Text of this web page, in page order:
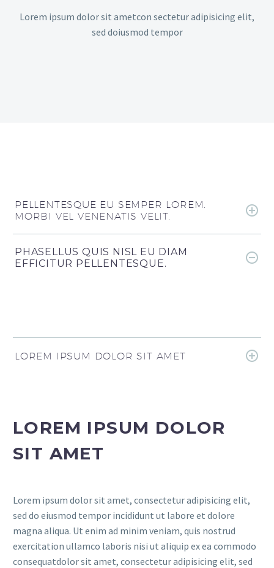
Lorem ipsum dolor sit ametcon sectetur adipisicing elit,
sed doiusmod tempor
PELLENTESQUE EU SEMPER LOREM.
MORBI VEL VENENATIS VELIT.
PHASELLUS QUIS NISL EU DIAM
EFFICITUR PELLENTESQUE.
LOREM IPSUM DOLOR SIT AMET
LOREM IPSUM DOLOR
SIT AMET
Lorem ipsum dolor sit amet, consectetur adipisicing elit,
sed do eiusmod tempor incididunt ut labore et dolore
magna aliqua. Ut enim ad minim veniam, quis nostrud
exercitation ullamco laboris nisi ut aliquip ex ea commodo
consequatdolor sit amet, consectetur adipisicing elit, sed